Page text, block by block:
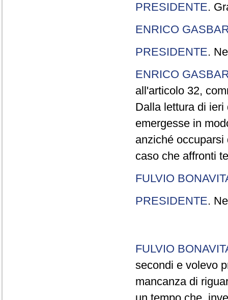
PRESIDENTE.
ENRICO
PRESIDENTE.
ENRICO
all'articolo 32,
Dalla lettura di
emergesse in
anziché
caso che affronti
FULVIO
PRESIDENTE.
FULVIO
secondi e volevo
mancanza di